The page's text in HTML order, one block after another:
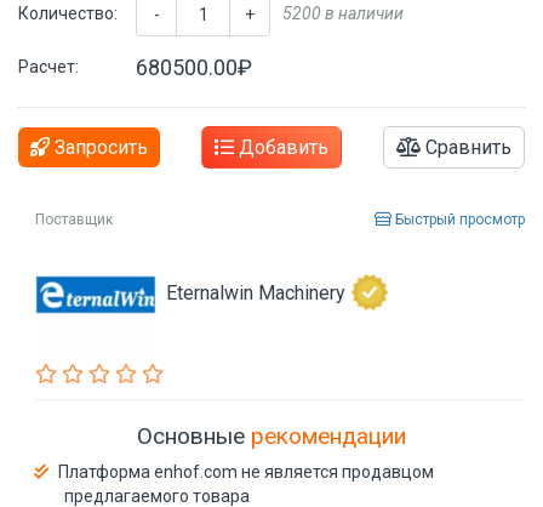
Количество: - + 5200 в наличии
Расчет: 680500.00₽
Запросить Добавить Сравнить
Поставщик Быстрый просмотр
Eternalwin Machinery
Основные рекомендации
Платформа enhof.com не является продавцом
предлагаемого товара